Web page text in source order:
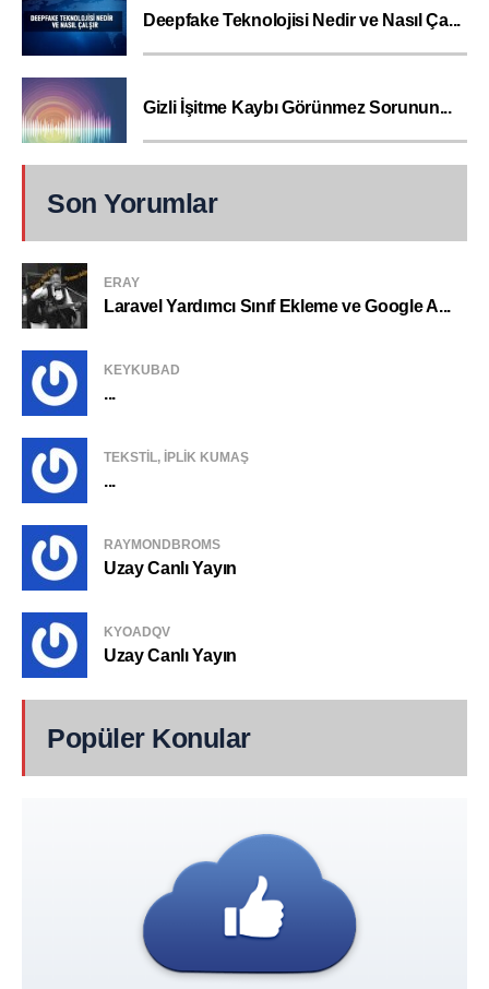
Deepfake Teknolojisi Nedir ve Nasıl Ça...
Gizli İşitme Kaybı Görünmez Sorunun...
Son Yorumlar
ERAY
Laravel Yardımcı Sınıf Ekleme ve Google A...
KEYKUBAD
...
TEKSTIL, IPLIK KUMAŞ
...
RAYMONDBROMS
Uzay Canlı Yayın
KYOADQV
Uzay Canlı Yayın
Popüler Konular